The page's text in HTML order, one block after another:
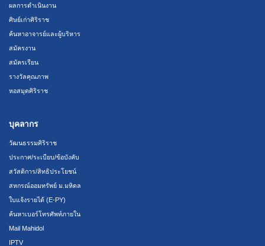
ผลการดำเนินงาน
ศิษย์เก่าศิริราช
ค้นหาอาจารย์และผู้บริหาร
สมัครงาน
สมัครเรียน
รางวัลคุณภาพ
หอสมุดศิริราช
บุคลากร
วัฒนธรรมศิริราช
ประกาศ/ระเบียบ/ข้อบังคับ
สวัสดิการ/สิทธิประโยชน์
สหกรณ์ออมทรัพย์ ม.มหิดล
ใบแจ้งรายได้ (E-PY)
ค้นหาเบอร์โทรศัพท์ภายใน
Mail Mahidol
IPTV